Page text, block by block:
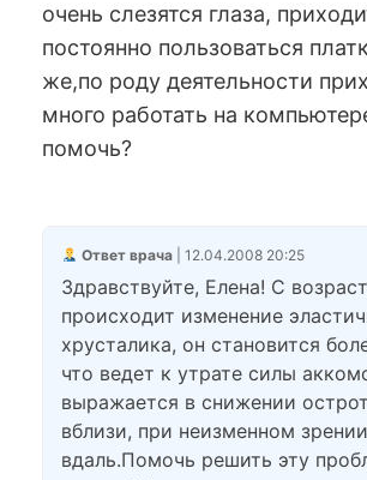
очень слезятся глаза,
постоянно пользоваться
же,по роду деятельности
много работать на
помочь?
Ответ врача| 12.04.2008 20:25
Здравствуйте, Елена! С
происходит изменение
хрусталика, он становится
что ведет к утрате силы
выражается в снижении
вблизи, при неизменном зрении
вдаль.Помочь решить эту